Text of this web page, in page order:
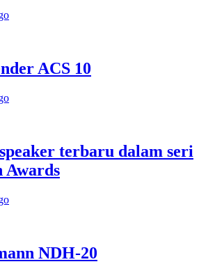
ACS 10
terbaru dalam seri
Awards
NDH-20